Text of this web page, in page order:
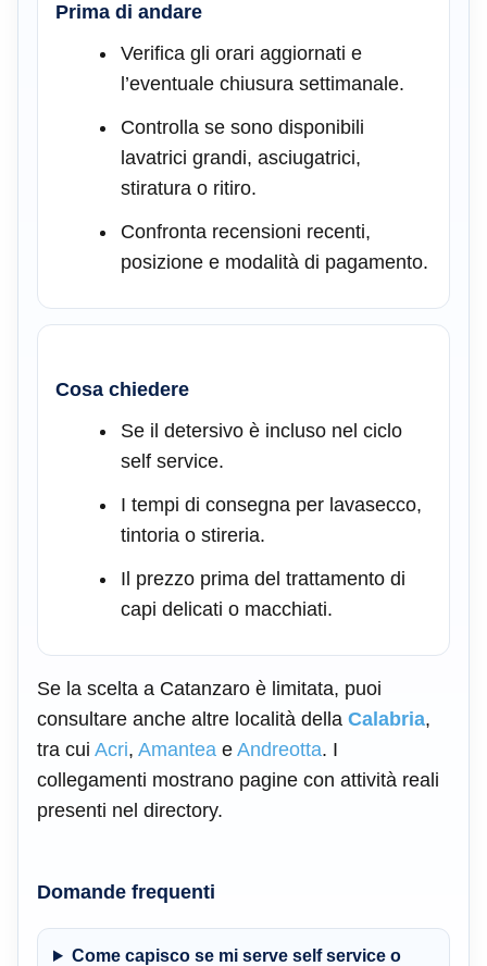
Prima di andare
Verifica gli orari aggiornati e
l’eventuale chiusura settimanale.
Controlla se sono disponibili
lavatrici grandi, asciugatrici,
stiratura o ritiro.
Confronta recensioni recenti,
posizione e modalità di pagamento.
Cosa chiedere
Se il detersivo è incluso nel ciclo
self service.
I tempi di consegna per lavasecco,
tintoria o stireria.
Il prezzo prima del trattamento di
capi delicati o macchiati.
Se la scelta a Catanzaro è limitata, puoi
consultare anche altre località della Calabria,
tra cui Acri, Amantea e Andreotta. I
collegamenti mostrano pagine con attività reali
presenti nel directory.
Domande frequenti
Come capisco se mi serve self service o